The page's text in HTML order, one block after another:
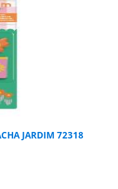
JARDIM 72318